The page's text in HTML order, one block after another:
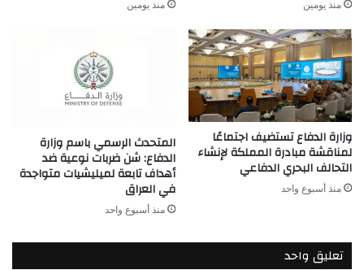
منذ يومين منذ يومين
وزارة الدفاع تستضيف اجتماعًا
لمناقشة مبادرة المملكة لإنشاء
التحالف البحري الدفاعي
منذ أسبوع واحد
المتحدث الرسمي باسم وزارة
الدفاع: شن ضربات نوعية ضد
أهداف تابعة لميليشيات متواجدة
في العراق
منذ أسبوع واحد
تعليق واحد